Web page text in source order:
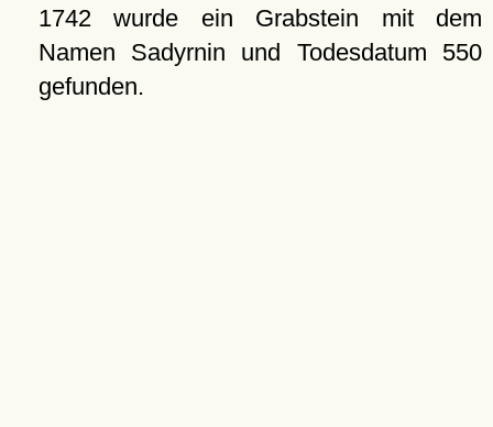
1742 wurde ein Grabstein mit dem
Namen Sadyrnin und Todesdatum 550
gefunden.